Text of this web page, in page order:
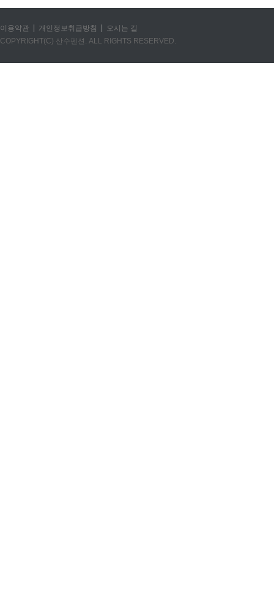
이용약관 개인정보취급방침
오시는 길
COPYRIGHT(C) 산수펜션. ALL RIGHTS RESERVED.